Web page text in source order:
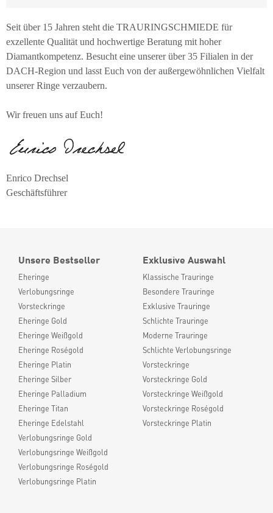
Seit über 15 Jahren steht die TRAURINGSCHMIEDE für
exzellente Qualität und hochwertige Beratung mit hoher
Diamantkompetenz. Besucht eine unserer über 35 Filialen in der
DACH-Region und lasst Euch von der außergewöhnlichen Vielfalt
unserer Ringe verzaubern.
Wir freuen uns auf Euch!
Enrico Drechsel
Geschäftsführer
Unsere Bestseller
Eheringe
Verlobungsringe
Vorsteckringe
Eheringe Gold
Eheringe Weißgold
Eheringe Roségold
Eheringe Platin
Eheringe Silber
Eheringe Palladium
Eheringe Titan
Eheringe Edelstahl
Verlobungsringe Gold
Verlobungsringe Weißgold
Verlobungsringe Roségold
Verlobungsringe Platin
Exklusive Auswahl
Klassische Trauringe
Besondere Trauringe
Exklusive Trauringe
Schlichte Trauringe
Moderne Trauringe
Schlichte Verlobungsringe
Vorsteckringe
Vorsteckringe Gold
Vorsteckringe Weißgold
Vorsteckringe Roségold
Vorsteckringe Platin